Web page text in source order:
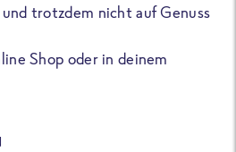
trotzdem nicht auf Genuss
Shop oder in deinem